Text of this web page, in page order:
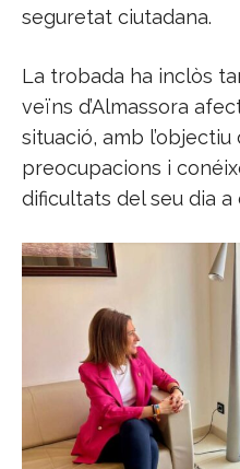
seguretat ciutadana.
La trobada ha inclòs
veïns d’Almassora
situació, amb l’objectiu
preocupacions i
dificultats del seu dia a